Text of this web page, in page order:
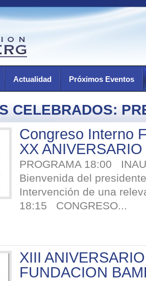
Actualidad Próximos Eventos
CELEBRADOS:
Congreso Interno
XX
PROGRAMA 18:00
Bienvenida del
Intervención de una
18:15 CONGRESO...
XIII
FUNDACION